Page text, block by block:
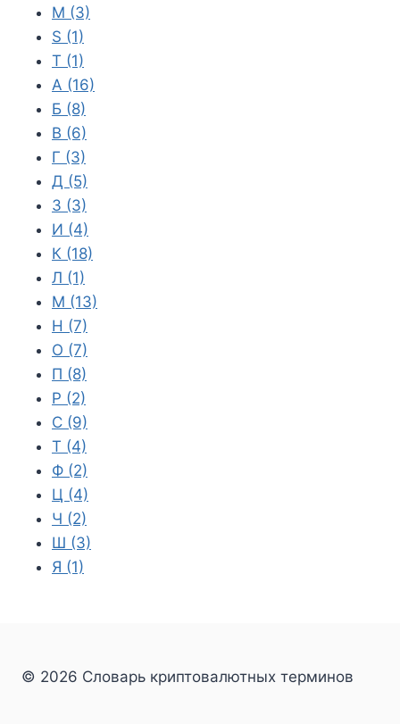
M (3)
S (1)
T (1)
А (16)
Б (8)
В (6)
Г (3)
Д (5)
З (3)
И (4)
К (18)
Л (1)
М (13)
Н (7)
О (7)
П (8)
Р (2)
С (9)
Т (4)
Ф (2)
Ц (4)
Ч (2)
Ш (3)
Я (1)
© 2026 Словарь криптовалютных терминов